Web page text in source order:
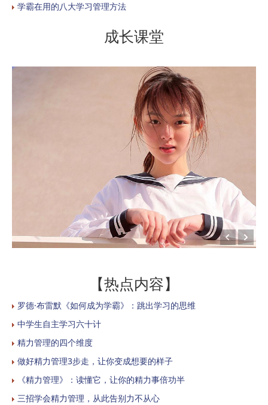
学霸在用的八大学习管理方法
成长课堂
【热点内容】
罗德·布雷默《如何成为学霸》：跳出学习的思维
中学生自主学习六十计
精力管理的四个维度
做好精力管理3步走，让你变成想要的样子
《精力管理》：读懂它，让你的精力事倍功半
三招学会精力管理，从此告别力不从心